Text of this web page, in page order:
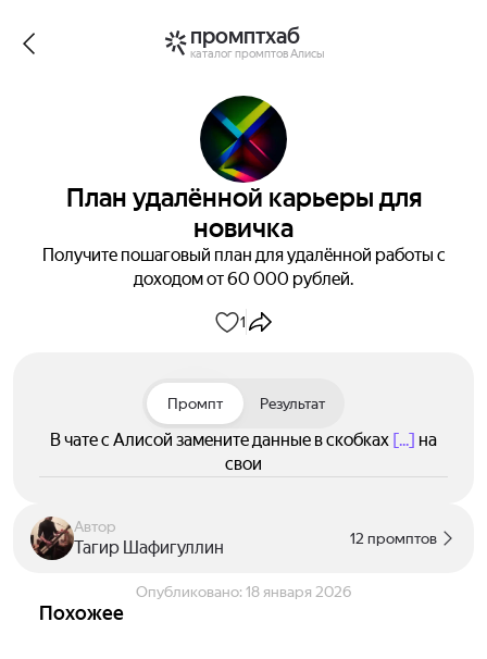
промптхаб
каталог промптов Алисы
План удалённой карьеры для
новичка
Получите пошаговый план для удалённой работы с
доходом от 60 000 рублей.
1
Промпт Результат
В чате с Алисой замените данные в скобках [...] на
свои
Автор
Тагир Шафигуллин 12 промптов
Опубликовано: 18 января 2026
Похожее